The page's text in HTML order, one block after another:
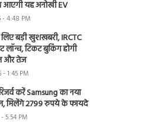
यह अनोखी EV
- 4:48 PM
लिए बड़ी खुशखबरी, IRCTC
लॉन्च, टिकट बुकिंग होगी
और तेज
- 1:45 PM
करें Samsung का नया
मिलेंगे 2799 रुपये के फायदे
5:54 PM